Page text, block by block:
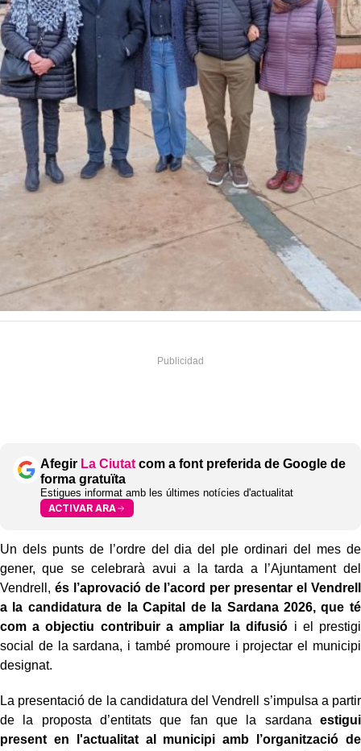
Afegir La Ciutatcom a font preferida de Google de
forma gratuïta
Estigues informat amb les últimes notícies d'actualitat
ACTIVAR ARA
Un dels punts de l’ordre del dia del ple ordinari del mes de
gener, que se celebrarà avui a la tarda a l’Ajuntament del
Vendrell, és l’aprovació de l’acord per presentar el Vendrell
a la candidatura de la Capital de la Sardana 2026, que té
com a objectiu contribuir a ampliar la difusió i el prestigi
social de la sardana, i també promoure i projectar el municipi
designat.
La presentació de la candidatura del Vendrell s’impulsa a partir
de la proposta d’entitats que fan que la sardana estigui
present en l'actualitat al municipi amb l’organització de